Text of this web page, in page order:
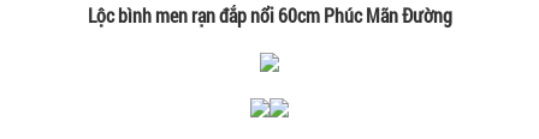
Lộc bình men rạn đắp nổi 60cm Phúc Mãn Đường